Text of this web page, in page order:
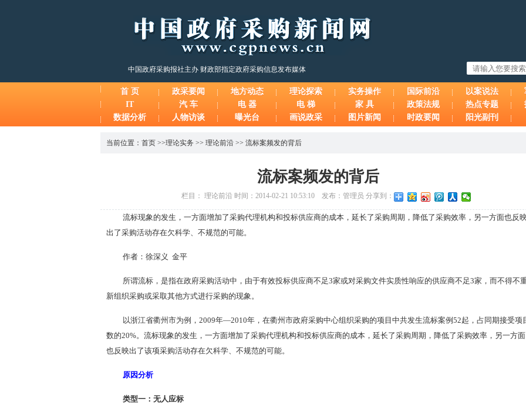
中国政府采购报社主办 财政部指定政府采购信息发布媒体
首 页 政采要闻 地方动态 理论探索 实务操作 国际前沿 以案说法
IT
汽 车 电 器 电 梯 家 具 政策法规 热点专题
数据分析
人物访谈 曝光台 画说政采 图片新闻 时政要闻 阳光副刊
当前位置： 首页 >>理论实务 >> 理论前沿 >> 流标案频发的背后
流标案频发的背后
栏目： 理论前沿 时间：2014-02-21 10:53:10 发布：管理员 分享到：
流标现象的发生，一方面增加了采购代理机构和投标供应商的成本，延长了采购周期，降低了采购效率，另一方面也反
出了采购活动存在欠科学、不规范的可能。
作者：徐深义 金平
所谓流标，是指在政府采购活动中，由于有效投标供应商不足3家或对采购文件实质性响应的供应商不足3家，而不得不
新组织采购或采取其他方式进行采购的现象。
以浙江省衢州市为例，2009年—2010年，在衢州市政府采购中心组织采购的项目中共发生流标案例52起，占同期接受项
数的20%。流标现象的发生，一方面增加了采购代理机构和投标供应商的成本，延长了采购周期，降低了采购效率，另一方面
也反映出了该项采购活动存在欠科学、不规范的可能。
原因分析
类型一：无人应标